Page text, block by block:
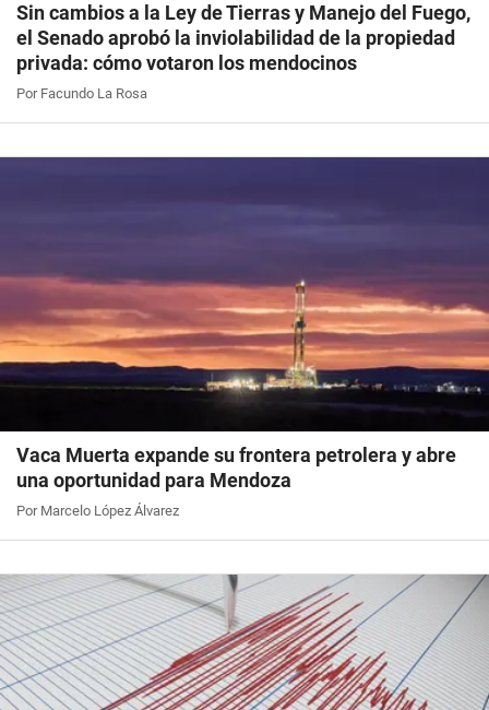
Sin cambios a la Ley de Tierras y Manejo del Fuego,
el Senado aprobó la inviolabilidad de la propiedad
privada: cómo votaron los mendocinos
Por Facundo La Rosa
Vaca Muerta expande su frontera petrolera y abre
una oportunidad para Mendoza
Por Marcelo López Álvarez